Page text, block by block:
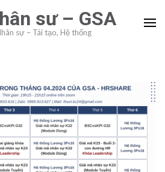
sư – GSA
sự – Tái tạo, Hệ thống